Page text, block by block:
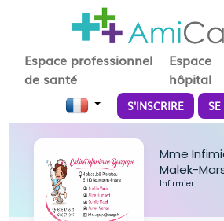
Espace professionnel
de santé
Espace
hôpital
S'INSCRIRE
Mme
Malek-
Infirmier